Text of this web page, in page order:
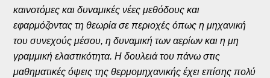
καινοτόμες και δυναμικές νέες μεθόδους και
εφαρμόζοντας τη θεωρία σε περιοχές όπως η μηχανική
του συνεχούς μέσου, η δυναμική των αερίων και η μη
γραμμική ελαστικότητα. Η δουλειά του πάνω στις
μαθηματικές όψεις της θερμομηχανικής έχει επίσης πολύ